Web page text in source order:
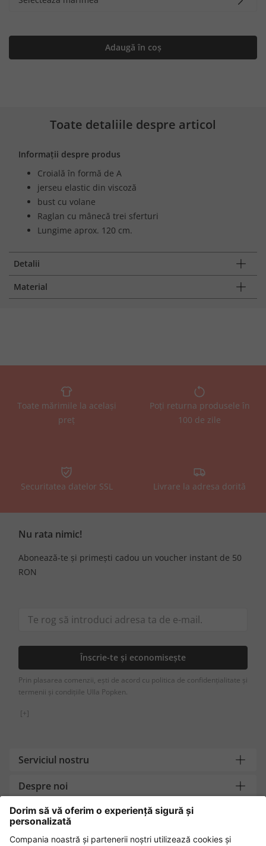
Adaugă în coș
Toate detaliile despre articol
Informații despre produs
Croială în formă de A
jerseu elastic din viscoză
bust cu volane
Raglan cu mânecă trei sferturi
Lungime aprox. 120 cm.
Detalii
Material
Toate mărimile la același
preț
Poți returna produsele în
100 de zile
Securitatea datelor SSL Livrare la adresa dorită
Nu rata nimic!
Abonează-te și primești cadou un voucher instant de 50
RON
Înscrie-te și economisește
Prin plasarea comenzii, ești de acord cu politica de confidențialitate și
termenii și condițiile Ulla Popken.
[+]
Serviciul nostru
Despre noi
Contact
Metode de plată